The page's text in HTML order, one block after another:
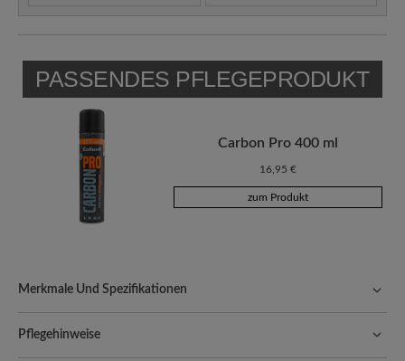
PASSENDES PFLEGEPRODUKT
Carbon Pro 400 ml
16,95 €
zum Produkt
Merkmale Und Spezifikationen
Natürlich geformte Schuhe, handgefertigt hergestellt.
Qualität, die man spürt:Unvergleichlich weiche, geschmeidige
Pflegehinweise